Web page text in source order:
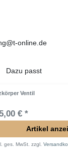
online.de
Dazu passt
Ventil
€ *
Artikel
ges. MwSt. zzgl.